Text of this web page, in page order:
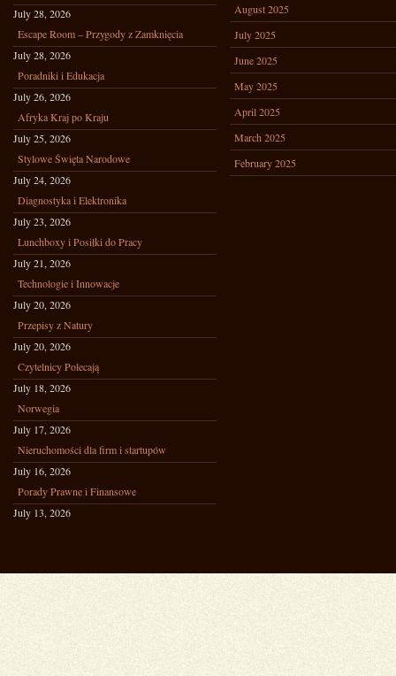
July 28, 2026
Escape Room – Przygody z Zamknięcia
July 28, 2026
Poradniki i Edukacja
July 26, 2026
Afryka Kraj po Kraju
July 25, 2026
Stylowe Święta Narodowe
July 24, 2026
Diagnostyka i Elektronika
July 23, 2026
Lunchboxy i Posiłki do Pracy
July 21, 2026
Technologie i Innowacje
July 20, 2026
Przepisy z Natury
July 20, 2026
Czytelnicy Polecają
July 18, 2026
Norwegia
July 17, 2026
Nieruchomości dla firm i startupów
July 16, 2026
Porady Prawne i Finansowe
July 13, 2026
August 2025
July 2025
June 2025
May 2025
April 2025
March 2025
February 2025